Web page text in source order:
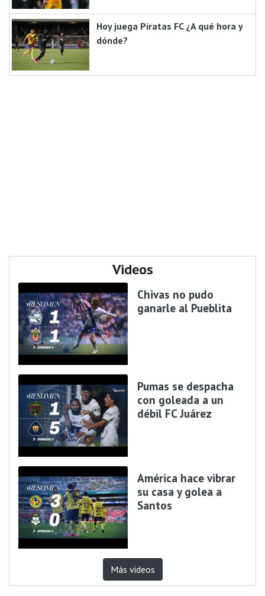
Hoy juega Piratas FC ¿A qué hora y
dónde?
Videos
Chivas no pudo
ganarle al Pueblita
Pumas se despacha
con goleada a un
débil FC Juárez
América hace vibrar
su casa y golea a
Santos
Más videos